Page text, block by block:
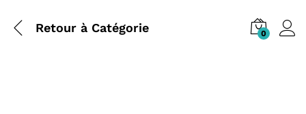
Retour à Catégorie 0